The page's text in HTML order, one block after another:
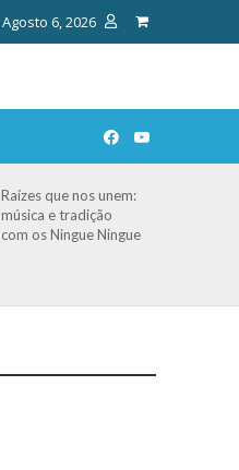
Agosto 6, 2026
Raízes que nos unem:
música e tradição
com os Ningue Ningue